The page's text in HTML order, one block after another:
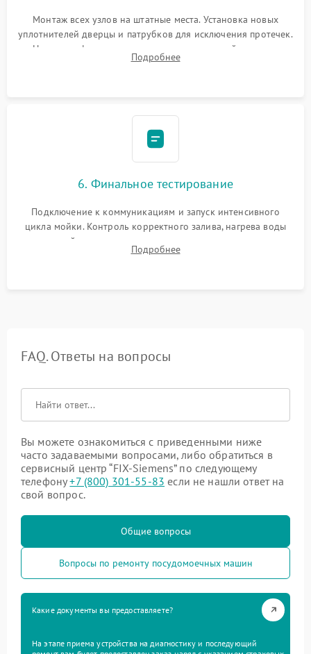
Монтаж всех узлов на штатные места. Установка новых
уплотнителей дверцы и патрубков для исключения протечек.
Надежная фиксация хомутов гидравлической системы,
сборка корпуса и установка датчика поплавка.
Подробнее
6. Финальное тестирование
Подключение к коммуникациям и запуск интенсивного
цикла мойки. Контроль корректного залива, нагрева воды
до нужной температуры, отсутствия посторонних шумов,
штатного слива и абсолютной сухости в поддоне.
Подробнее
FAQ. Ответы на вопросы
Вы можете ознакомиться с приведенными ниже
часто задаваемыми вопросами, либо обратиться в
сервисный центр “FIX-Siemens” по следующему
телефону+7 (800) 301-55-83 если не нашли ответ на
свой вопрос.
Общие вопросы
Вопросы по ремонту посудомоечных машин
Какие документы вы предоставляете?
На этапе приема устройства на диагностику и последующий